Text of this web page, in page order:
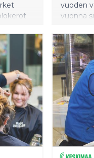
itselle
vuoden
vuonna
tuhansia
uusia